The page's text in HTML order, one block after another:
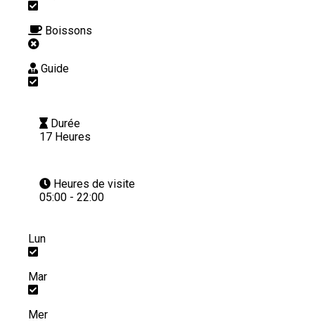
Boissons
Guide
Durée
17 Heures
Heures de visite
05:00 - 22:00
Lun
Mar
Mer